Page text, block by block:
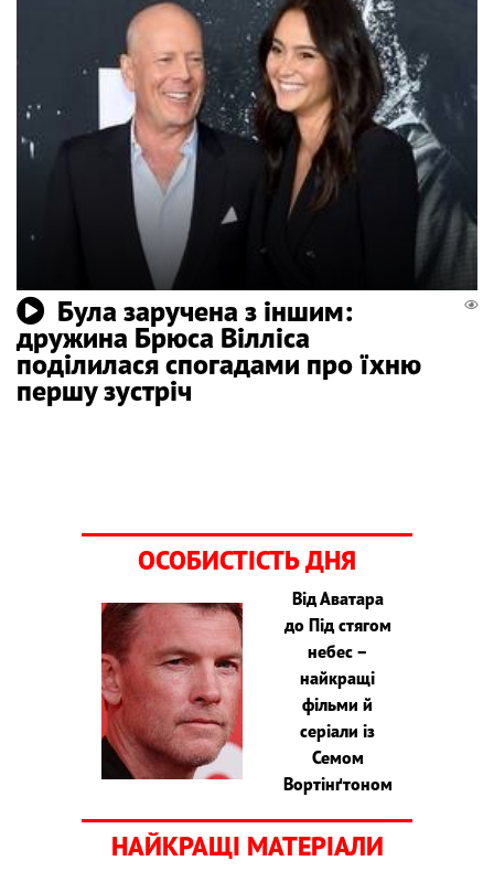
Була заручена з іншим:
дружина Брюса Вілліса
поділилася спогадами про їхню
першу зустріч
ОСОБИСТІСТЬ ДНЯ
Від Аватара
до Під стягом
небес –
найкращі
фільми й
серіали із
Семом
Вортінґтоном
НАЙКРАЩІ МАТЕРІАЛИ